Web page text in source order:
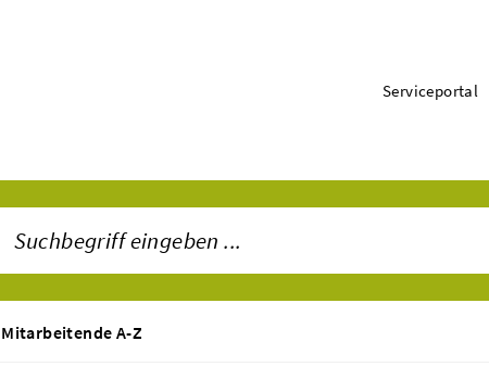
Serviceportal
Mitarbeitende A-Z